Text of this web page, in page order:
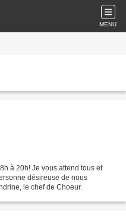
MENU
à 20h! Je vous attend tous et
désireuse de nous
le chef de Choeur.